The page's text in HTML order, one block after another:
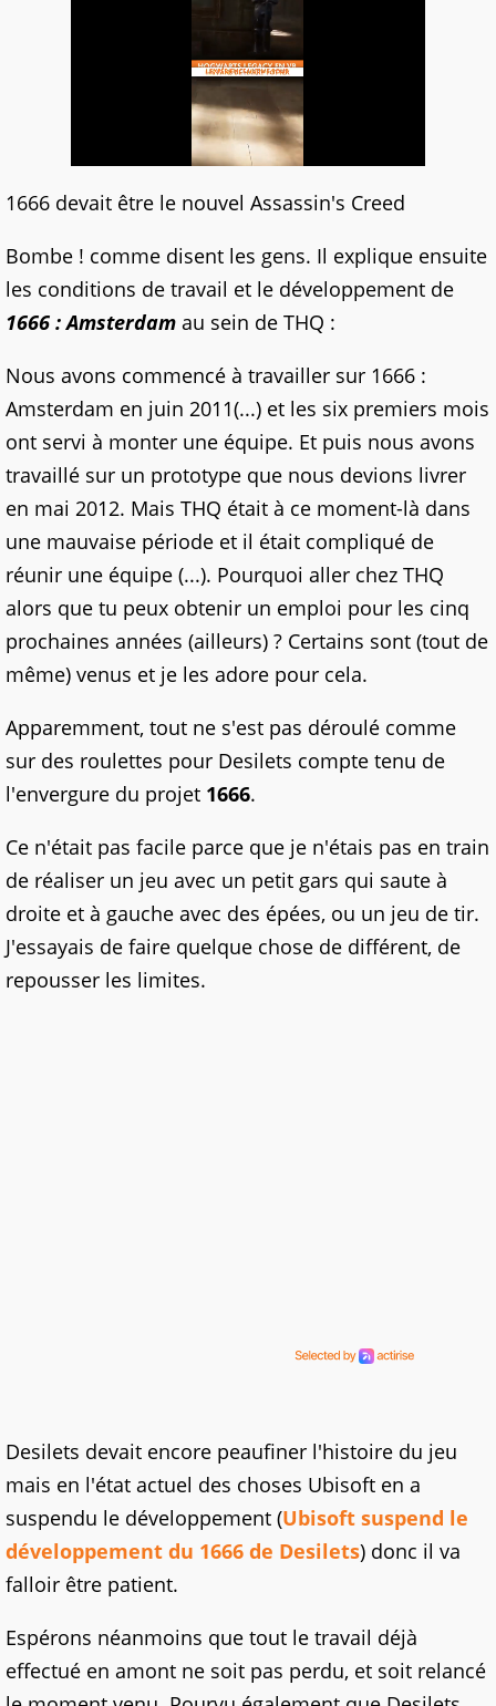
1666 devait être le nouvel Assassin's Creed
Bombe ! comme disent les gens. Il explique ensuite
les conditions de travail et le développement de
1666 : Amsterdam au sein de THQ :
Nous avons commencé à travailler sur 1666 :
Amsterdam en juin 2011(...) et les six premiers mois
ont servi à monter une équipe. Et puis nous avons
travaillé sur un prototype que nous devions livrer
en mai 2012. Mais THQ était à ce moment-là dans
une mauvaise période et il était compliqué de
réunir une équipe (...). Pourquoi aller chez THQ
alors que tu peux obtenir un emploi pour les cinq
prochaines années (ailleurs) ? Certains sont (tout de
même) venus et je les adore pour cela.
Apparemment, tout ne s'est pas déroulé comme
sur des roulettes pour Desilets compte tenu de
l'envergure du projet 1666.
Ce n'était pas facile parce que je n'étais pas en train
de réaliser un jeu avec un petit gars qui saute à
droite et à gauche avec des épées, ou un jeu de tir.
J'essayais de faire quelque chose de différent, de
repousser les limites.
Desilets devait encore peaufiner l'histoire du jeu
mais en l'état actuel des choses Ubisoft en a
suspendu le développement (Ubisoft suspend le
développement du 1666 de Desilets) donc il va
falloir être patient.
Espérons néanmoins que tout le travail déjà
effectué en amont ne soit pas perdu, et soit relancé